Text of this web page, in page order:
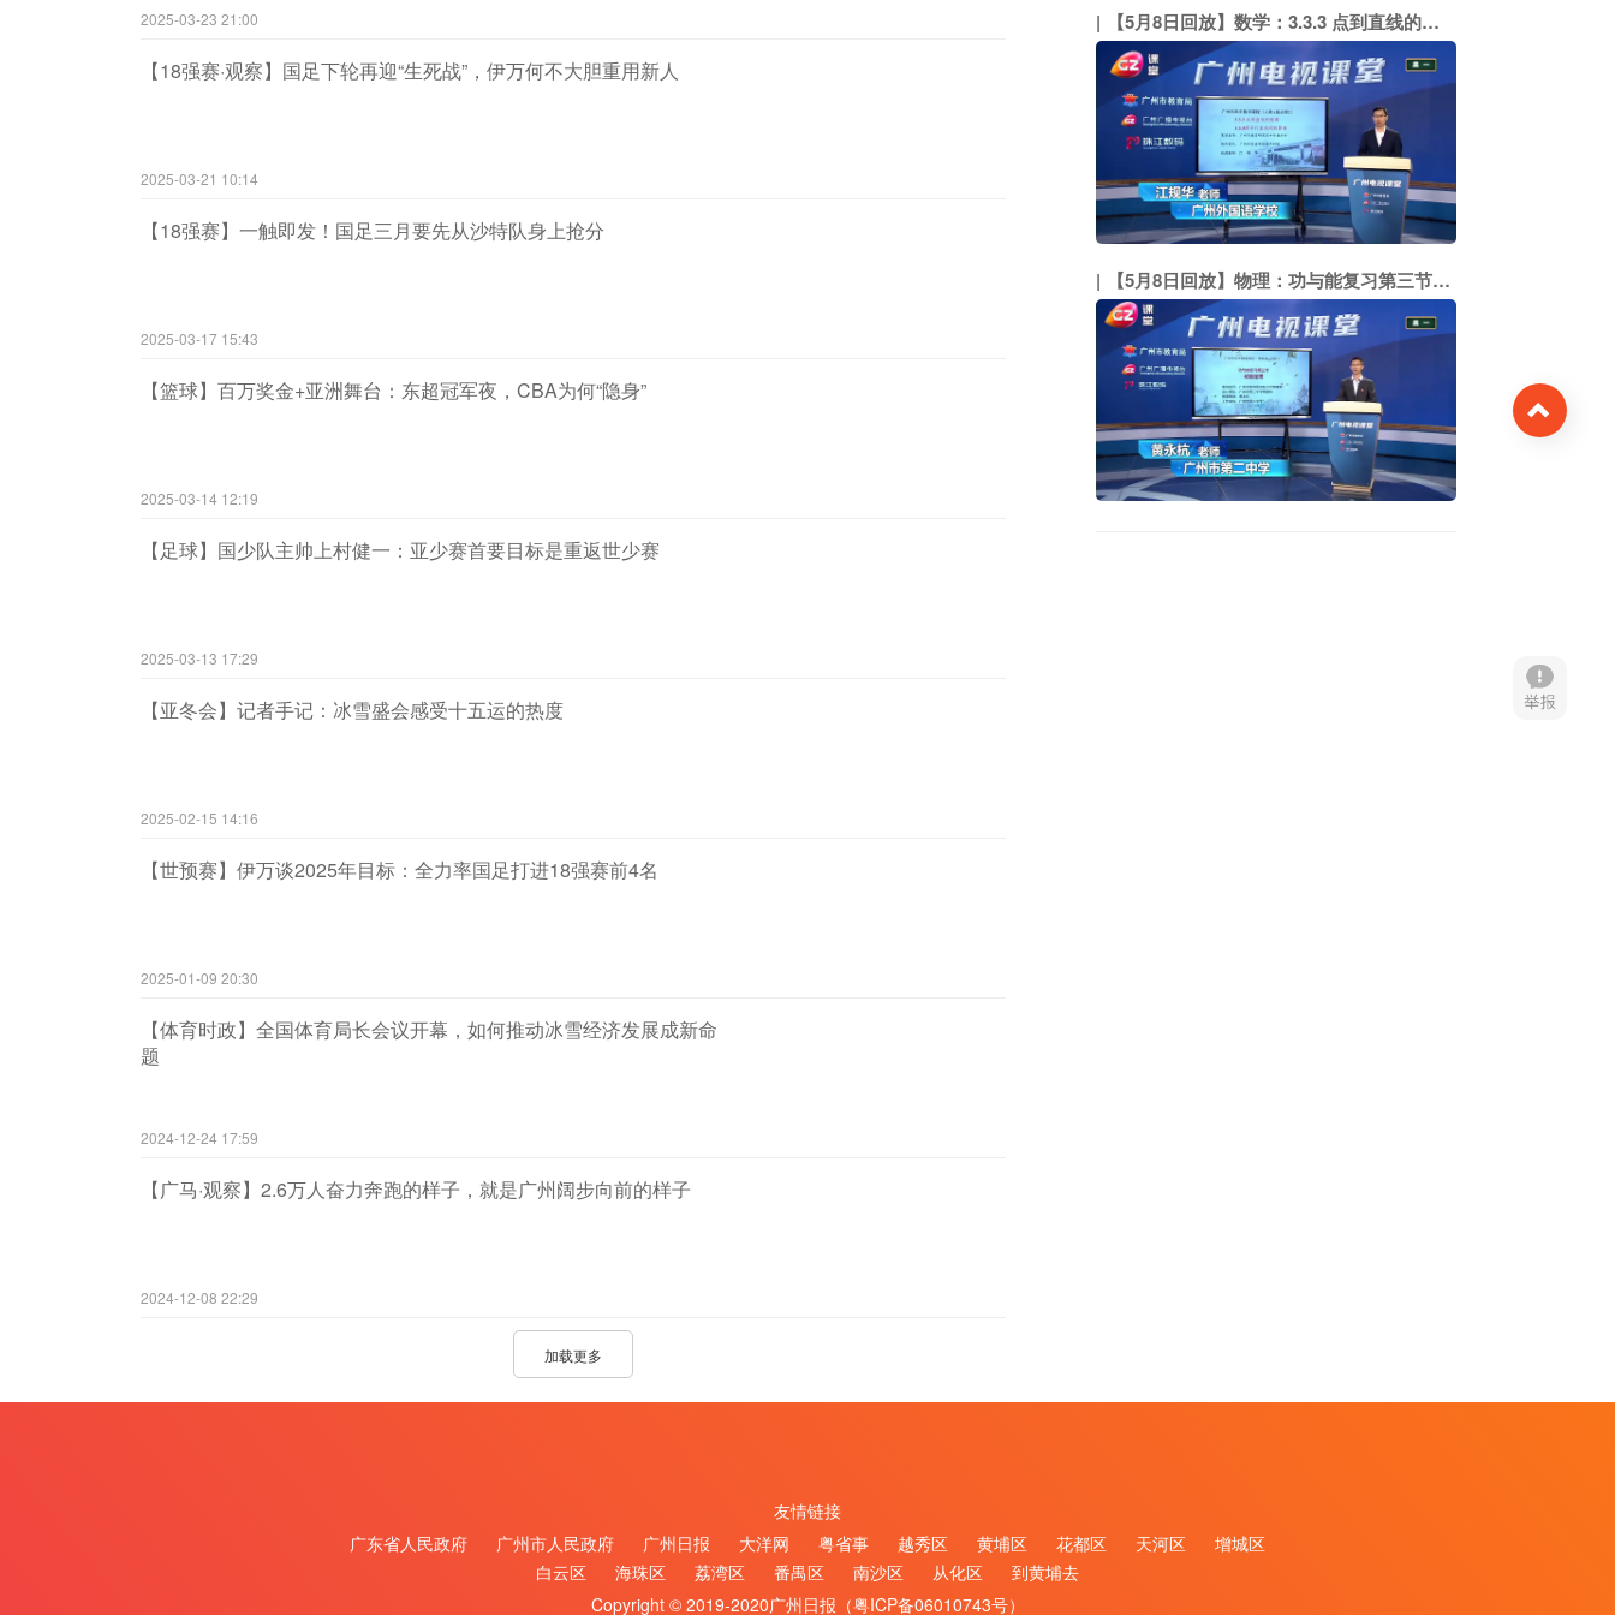
2025-03-23 21:00
【18强赛·观察】国足下轮再迎“生死战”，伊万何不大胆重用新人
2025-03-21 10:14
【18强赛】一触即发！国足三月要先从沙特队身上抢分
2025-03-17 15:43
【篮球】百万奖金+亚洲舞台：东超冠军夜，CBA为何“隐身”
2025-03-14 12:19
【足球】国少队主帅上村健一：亚少赛首要目标是重返世少赛
2025-03-13 17:29
【亚冬会】记者手记：冰雪盛会感受十五运的热度
2025-02-15 14:16
【世预赛】伊万谈2025年目标：全力率国足打进18强赛前4名
2025-01-09 20:30
【体育时政】全国体育局长会议开幕，如何推动冰雪经济发展成新命
题
2024-12-24 17:59
【广马·观察】2.6万人奋力奔跑的样子，就是广州阔步向前的样子
2024-12-08 22:29
加载更多
【5月8日回放】数学：3.3.3 点到直线的距离 3.3.4两平行直线间的距离（广州外国语学校 江规华）
【5月8日回放】物理：功与能复习第三节：动能定理（市二中 黄永杭）
Top
友情链接
广东省人民政府
广州市人民政府 广州日报 大洋网 粤省事 越秀区 黄埔区 花都区 天河区
增城区
白云区
海珠区 荔湾区 番禺区 南沙区 从化区
到黄埔去
Copyright © 2019-2020广州日报（粤ICP备06010743号）